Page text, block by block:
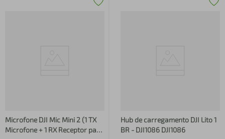
Microfone DJI Mic Mini 2 (1 TX
Microfone + 1 RX Receptor para
Hub de carregamento DJI Lito 1
BR - DJI1086 DJI1086